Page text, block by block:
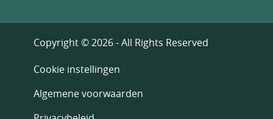
Copyright © 2026 - All Rights Reserved
Cookie instellingen
Algemene voorwaarden